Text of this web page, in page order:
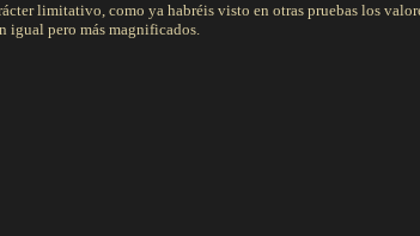
limitativo, como ya habréis visto en otras pruebas los
igual pero más magnificados.